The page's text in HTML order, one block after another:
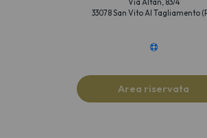
Via Altan, 83/4
33078 San Vito Al Tagliamento
Area riservata